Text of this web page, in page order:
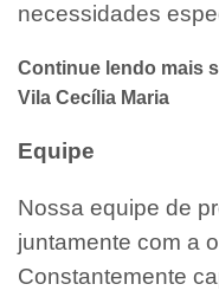
necessidades
Continue lendo mais
Vila Cecília Maria
Equipe
Nossa equipe de
juntamente com a
Constantemente